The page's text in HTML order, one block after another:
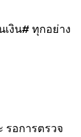
งิน# ทุกอย่าง
รอการตรวจ